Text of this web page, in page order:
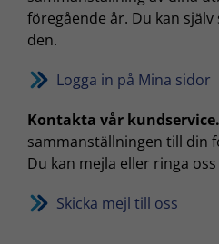
föregående år. Du kan
den.
Logga in på Mina sidor
Kontakta vår kundservice.
sammanställningen till din
Du kan mejla eller ringa oss
Skicka mejl till oss